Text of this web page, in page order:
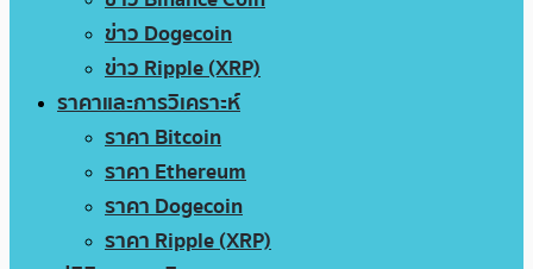
ข่าว Dogecoin
ข่าว Ripple (XRP)
ราคาและการวิเคราะห์
ราคา Bitcoin
ราคา Ethereum
ราคา Dogecoin
ราคา Ripple (XRP)